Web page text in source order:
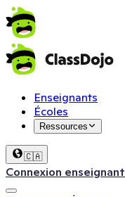
Enseignants
Écoles
Ressources
🇨🇦
Connexion enseignant